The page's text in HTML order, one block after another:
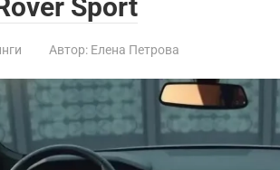
Sport
Автор: Елена Петрова